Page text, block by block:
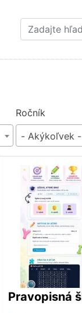
hlavný
Ročník
- Akýkoľvek -